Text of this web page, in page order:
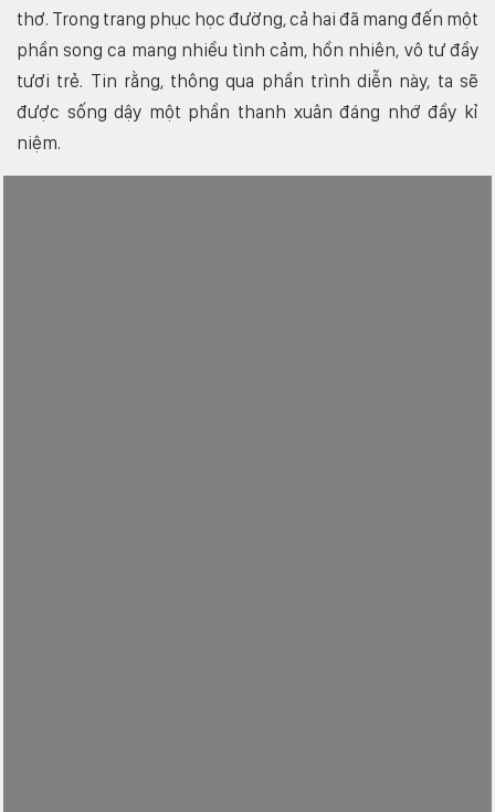
thơ. Trong trang phục học đường, cả hai đã mang đến một
phần song ca mang nhiều tình cảm, hồn nhiên, vô tư đầy
tươi trẻ. Tin rằng, thông qua phần trình diễn này, ta sẽ
được sống dậy một phần thanh xuân đáng nhớ đầy kỉ
niệm.